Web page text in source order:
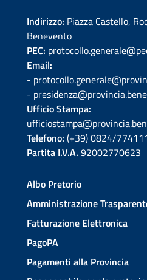
Indirizzo: Piazza Castello,
Benevento
PEC:
Email:
-
-
Ufficio Stampa:
Telefono: (+39) 0824/
Partita I.V.A. 92002770623
Albo Pretorio
Amministrazione
Fatturazione Elettronica
PagoPA
Pagamenti alla Provincia